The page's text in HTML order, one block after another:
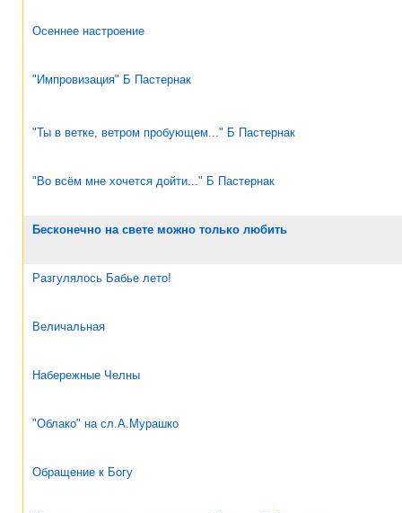
Осеннее настроение
"Импровизация" Б Пастернак
"Ты в ветке, ветром пробующем..." Б Пастернак
"Во всём мне хочется дойти..." Б Пастернак
Бесконечно на свете можно только любить
Разгулялось Бабье лето!
Величальная
Набережные Челны
"Облако" на сл.А.Мурашко
Обращение к Богу